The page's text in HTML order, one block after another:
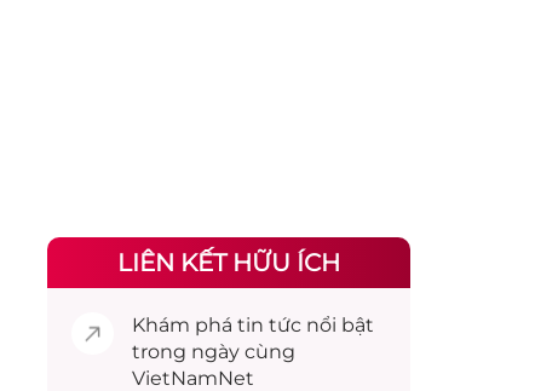
LIÊN KẾT HỮU ÍCH
Khám phá tin tức nổi bật
trong ngày cùng
VietNamNet